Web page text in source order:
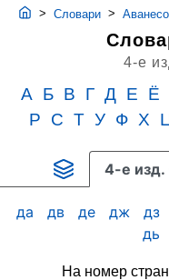
> Словари >
4-е
А Б В Г Д Е Ё
Р
С Т У Ф Х
4-е изд.
да дв де дж дз
дь
На номер